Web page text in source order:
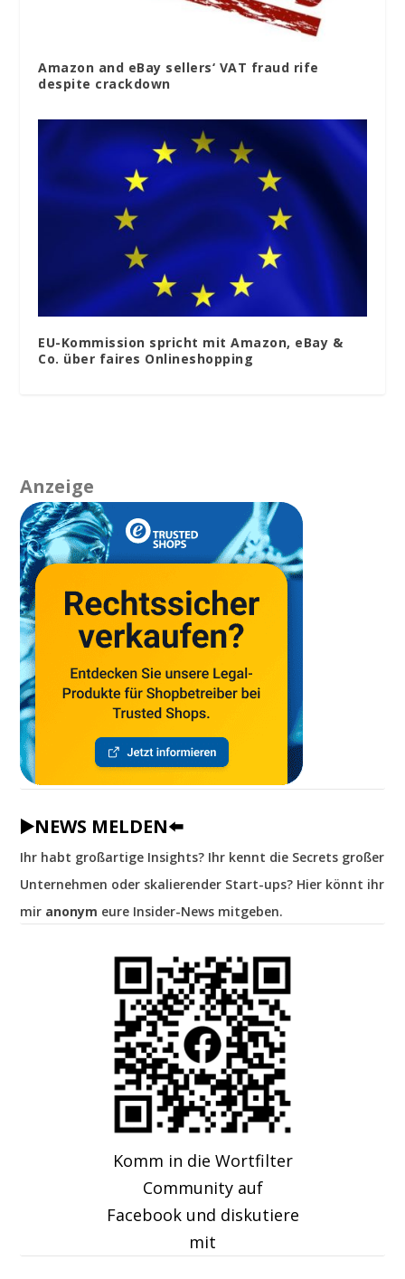
Amazon and eBay sellers‘ VAT fraud rife
despite crackdown
EU-Kommission spricht mit Amazon, eBay &
Co. über faires Onlineshopping
Anzeige
▶️NEWS MELDEN⬅️
Ihr habt großartige Insights? Ihr kennt die Secrets großer
Unternehmen oder skalierender Start-ups? Hier könnt ihr
mir anonym eure Insider-News mitgeben.
Komm in die Wortfilter
Community auf
Facebook und diskutiere
mit